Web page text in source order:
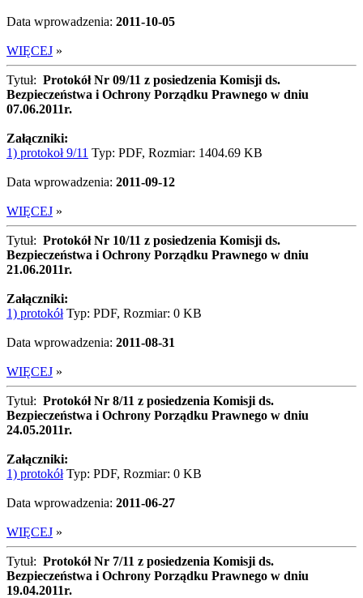
Data wprowadzenia: 2011-10-05
WIĘCEJ »
Tytuł: Protokół Nr 09/11 z posiedzenia Komisji ds.
Bezpieczeństwa i Ochrony Porządku Prawnego w dniu
07.06.2011r.
Załączniki:
1) protokoł 9/11 Typ: PDF, Rozmiar: 1404.69 KB
Data wprowadzenia: 2011-09-12
WIĘCEJ »
Tytuł: Protokół Nr 10/11 z posiedzenia Komisji ds.
Bezpieczeństwa i Ochrony Porządku Prawnego w dniu
21.06.2011r.
Załączniki:
1) protokółTyp: PDF, Rozmiar: 0 KB
Data wprowadzenia: 2011-08-31
WIĘCEJ »
Tytuł: Protokół Nr 8/11 z posiedzenia Komisji ds.
Bezpieczeństwa i Ochrony Porządku Prawnego w dniu
24.05.2011r.
Załączniki:
1) protokółTyp: PDF, Rozmiar: 0 KB
Data wprowadzenia: 2011-06-27
WIĘCEJ »
Tytuł: Protokół Nr 7/11 z posiedzenia Komisji ds.
Bezpieczeństwa i Ochrony Porządku Prawnego w dniu
19.04.2011r.